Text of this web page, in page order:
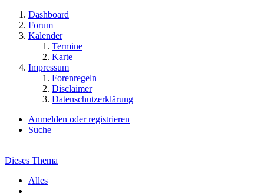
Dashboard
Forum
Kalender
Termine
Karte
Impressum
Forenregeln
Disclaimer
Datenschutzerklärung
Anmelden oder registrieren
Suche
Dieses Thema
Alles